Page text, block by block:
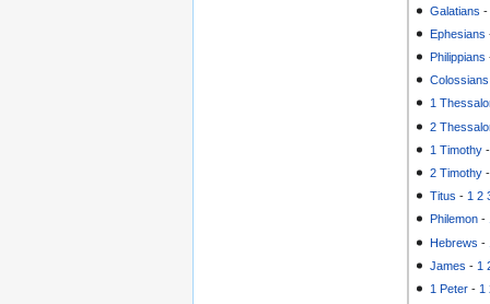
Galatians
Ephesians
Philippians
Colossians
1
2
1 Timothy
2 Timothy
Titus - 1 2
Philemon -
Hebrews -
James - 1
1 Peter - 1